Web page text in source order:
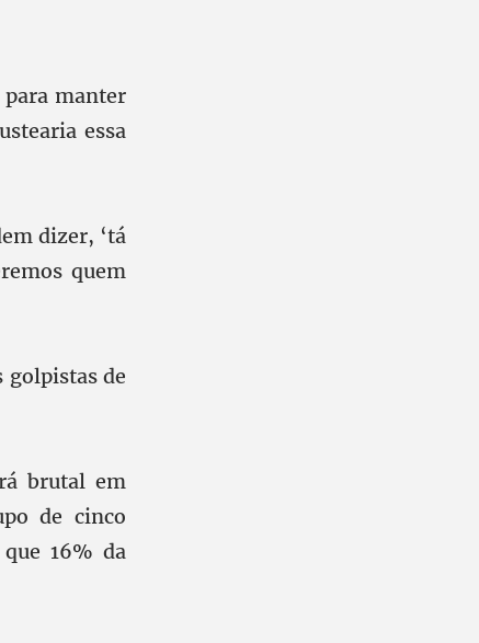
manter
essa
dizer, ‘tá
quem
golpistas de
brutal em
de cinco
16% da